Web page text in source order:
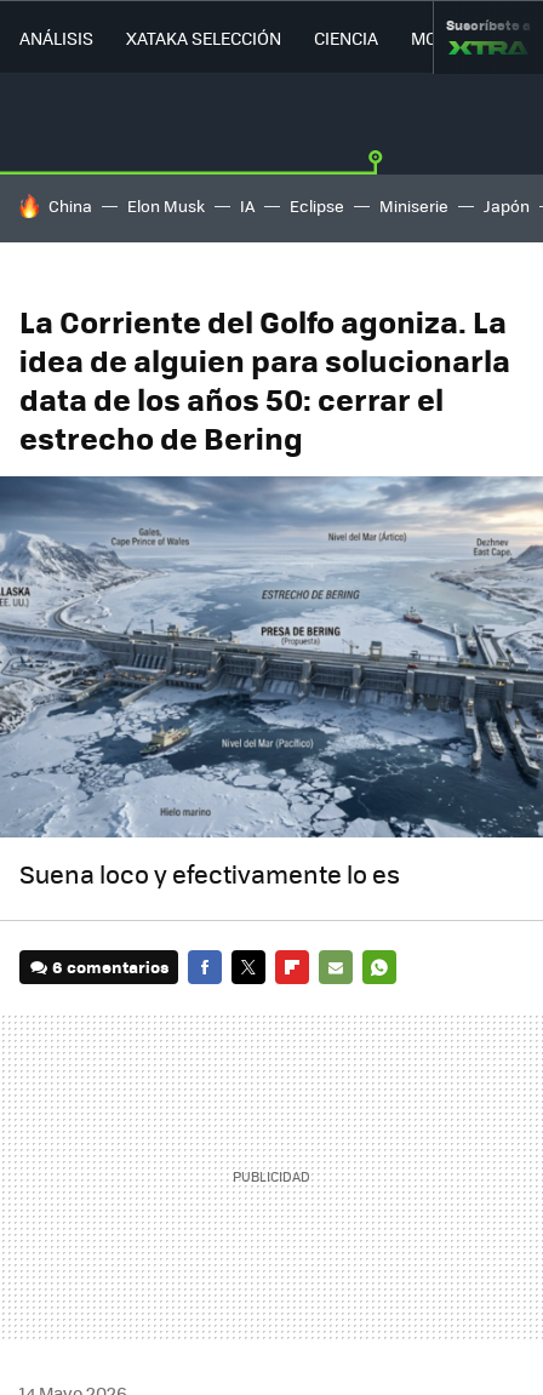
ANÁLISIS XATAKA SELECCIÓN CIENCIA MOVILIDAD
Suscríbete a
HOY SE HABLA DE
China Elon Musk IA Eclipse Miniserie Japón
La Corriente del Golfo agoniza. La
idea de alguien para solucionarla
data de los años 50: cerrar el
estrecho de Bering
Suena loco y efectivamente lo es
6 comentarios
MAIL